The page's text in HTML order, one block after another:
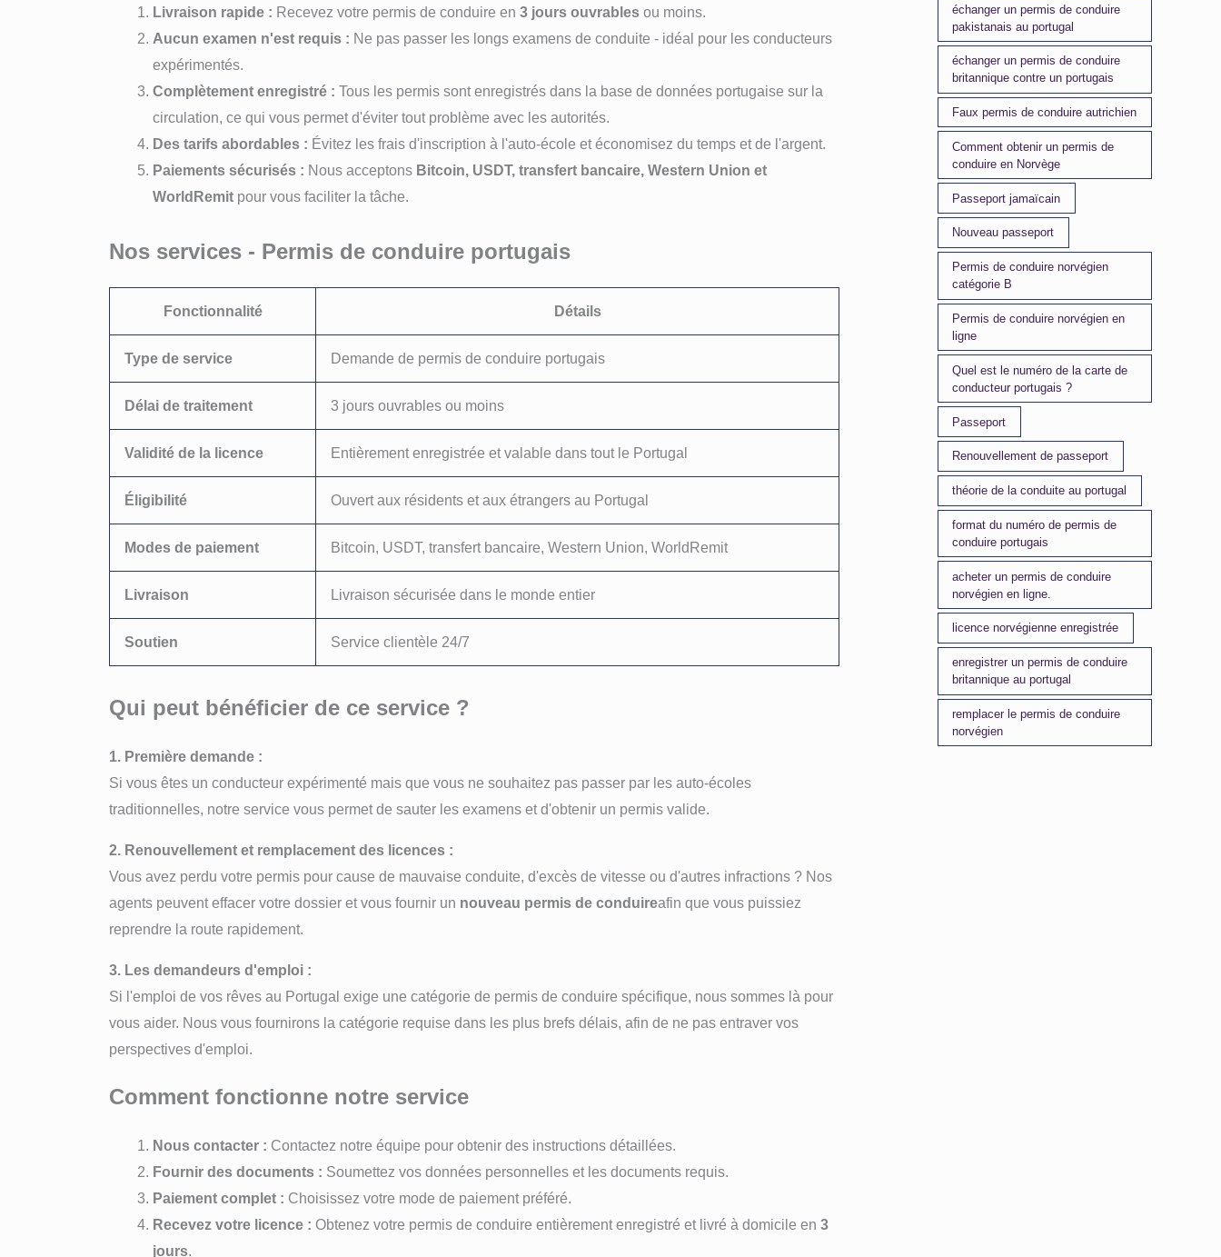
Livraison rapide : Recevez votre permis de conduire en 3 jours ouvrables ou moins.
Aucun examen n'est requis : Ne pas passer les longs examens de conduite - idéal pour les conducteurs
expérimentés.
Complètement enregistré : Tous les permis sont enregistrés dans la base de données portugaise sur la
circulation, ce qui vous permet d'éviter tout problème avec les autorités.
Des tarifs abordables : Évitez les frais d'inscription à l'auto-école et économisez du temps et de l'argent.
Paiements sécurisés : Nous acceptons Bitcoin, USDT, transfert bancaire, Western Union et
WorldRemit pour vous faciliter la tâche.
Nos services - Permis de conduire portugais
Fonctionnalité Détails
Type de service Demande de permis de conduire portugais
Délai de traitement 3 jours ouvrables ou moins
Validité de la licence Entièrement enregistrée et valable dans tout le Portugal
Éligibilité Ouvert aux résidents et aux étrangers au Portugal
Modes de paiement Bitcoin, USDT, transfert bancaire, Western Union, WorldRemit
Livraison Livraison sécurisée dans le monde entier
Soutien Service clientèle 24/7
Qui peut bénéficier de ce service ?
1. Première demande :
Si vous êtes un conducteur expérimenté mais que vous ne souhaitez pas passer par les auto-écoles
traditionnelles, notre service vous permet de sauter les examens et d'obtenir un permis valide.
2. Renouvellement et remplacement des licences :
Vous avez perdu votre permis pour cause de mauvaise conduite, d'excès de vitesse ou d'autres infractions ? Nos
agents peuvent effacer votre dossier et vous fournir un nouveau permis de conduireafin que vous puissiez
reprendre la route rapidement.
3. Les demandeurs d'emploi :
Si l'emploi de vos rêves au Portugal exige une catégorie de permis de conduire spécifique, nous sommes là pour
vous aider. Nous vous fournirons la catégorie requise dans les plus brefs délais, afin de ne pas entraver vos
perspectives d'emploi.
Comment fonctionne notre service
Nous contacter : Contactez notre équipe pour obtenir des instructions détaillées.
Fournir des documents : Soumettez vos données personnelles et les documents requis.
Paiement complet : Choisissez votre mode de paiement préféré.
Recevez votre licence : Obtenez votre permis de conduire entièrement enregistré et livré à domicile en 3
jours.
échanger un permis de conduire
pakistanais au portugal
échanger un permis de conduire
britannique contre un portugais
Faux permis de conduire autrichien
Comment obtenir un permis de
conduire en Norvège
Passeport jamaïcain
Nouveau passeport
Permis de conduire norvégien
catégorie B
Permis de conduire norvégien en
ligne
Quel est le numéro de la carte de
conducteur portugais ?
Passeport
Renouvellement de passeport
théorie de la conduite au portugal
format du numéro de permis de
conduire portugais
acheter un permis de conduire
norvégien en ligne.
licence norvégienne enregistrée
enregistrer un permis de conduire
britannique au portugal
remplacer le permis de conduire
norvégien